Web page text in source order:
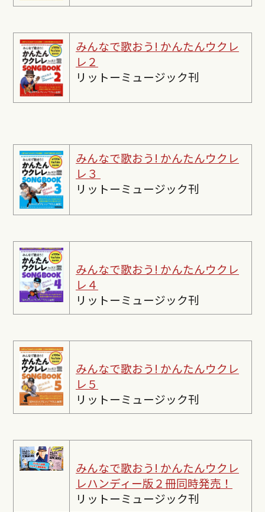
みんなで歌おう! かんたんウクレ
レ２
リットーミュージック刊
みんなで歌おう! かんたんウクレ
レ３
リットーミュージック刊
みんなで歌おう! かんたんウクレ
レ４
リットーミュージック刊
みんなで歌おう! かんたんウクレ
レ５
リットーミュージック刊
みんなで歌おう! かんたんウクレ
レハンディー版２冊同時発売！
リットーミュージック刊